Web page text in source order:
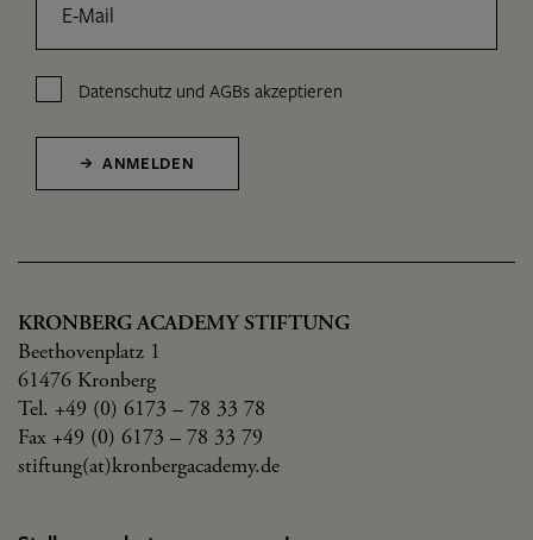
E-Mail
Datenschutz undAGBs akzeptieren
ANMELDEN
KRONBERG ACADEMY STIFTUNG
Beethovenplatz 1
61476 Kronberg
Tel. +49 (0) 6173 – 78 33 78
Fax +49 (0) 6173 – 78 33 79
stiftung(at)kronbergacademy.de